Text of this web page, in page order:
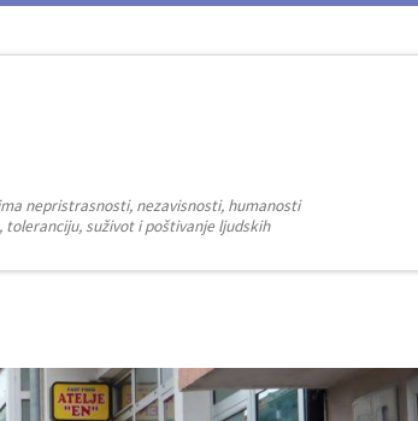
nepristrasnosti, nezavisnosti, humanosti
suživot i poštivanje ljudskih